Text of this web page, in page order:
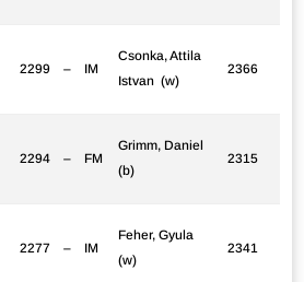
2299 – IM
Csonka, Attila
Istvan (w)
2366
2294 – FM
Grimm, Daniel
(b)
2315
2277 – IM
Feher, Gyula
(w)
2341